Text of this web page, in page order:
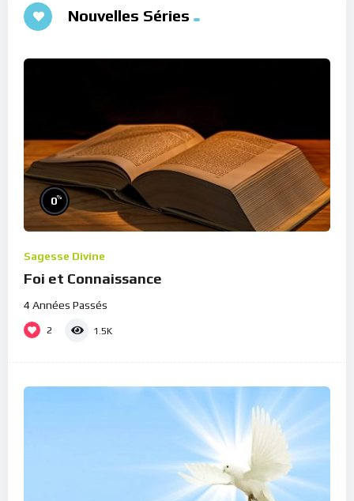
Nouvelles Séries
0%
Sagesse Divine
Foi et Connaissance
4 Années Passés
2 1.5K